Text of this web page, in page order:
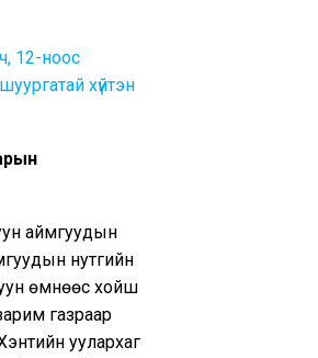
12-ноос
хүйтэн
аймгуудын
нутгийн
өмнөөс хойш
газраар
уулархаг